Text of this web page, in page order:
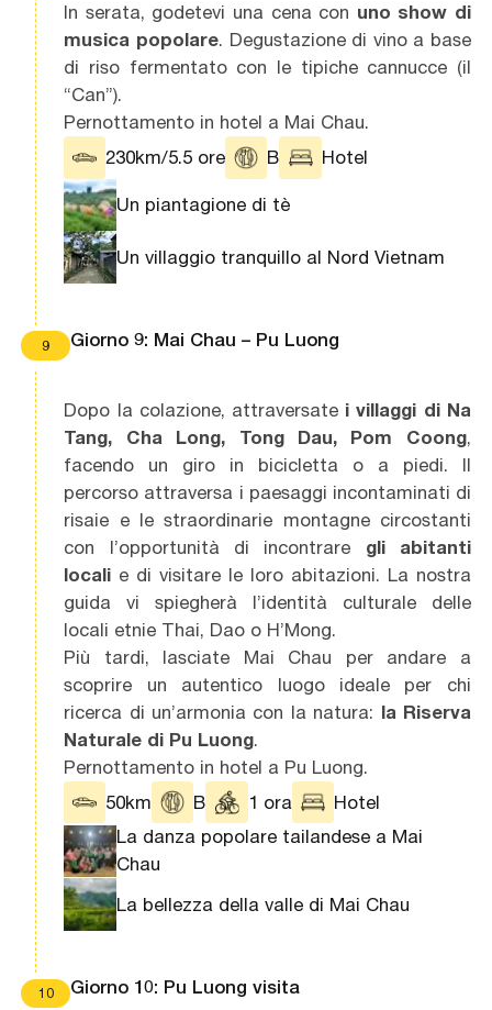
In serata, godetevi una cena con uno show di
musica popolare. Degustazione di vino a base
di riso fermentato con le tipiche cannucce (il
“Can”).
Pernottamento in hotel a Mai Chau.
230km/5.5 ore
B Hotel
Un piantagione di tè
Un villaggio tranquillo al Nord Vietnam
9 Giorno 9: Mai Chau – Pu Luong
Dopo la colazione, attraversate i villaggi di Na
Tang, Cha Long, Tong Dau, Pom Coong,
facendo un giro in bicicletta o a piedi. Il
percorso attraversa i paesaggi incontaminati di
risaie e le straordinarie montagne circostanti
con l’opportunità di incontrare gli abitanti
locali e di visitare le loro abitazioni. La nostra
guida vi spiegherà l’identità culturale delle
locali etnie Thai, Dao o H’Mong.
Più tardi, lasciate Mai Chau per andare a
scoprire un autentico luogo ideale per chi
ricerca di un’armonia con la natura: la Riserva
Naturale di Pu Luong.
Pernottamento in hotel a Pu Luong.
50km
B 1 ora
Hotel
La danza popolare tailandese a Mai
Chau
La bellezza della valle di Mai Chau
10 Giorno 10: Pu Luong visita